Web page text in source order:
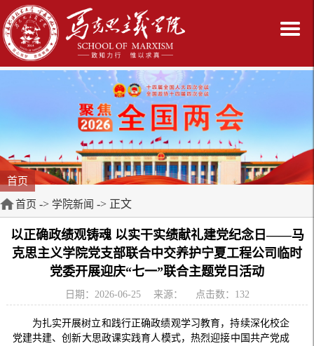
首页
首页 -> 学院新闻 -> 正文
以正确政绩观铸魂 以实干实绩献礼建党纪念日——马
克思主义学院党支部联合中交养护宁夏工程公司临时
党委开展迎庆“七一”联合主题党日活动
日期：2026-06-25 来源： 点击数： 132
为扎实开展树立和践行正确政绩观学习教育，持续深化校企
党建共建、创新大思政课实践育人模式，热烈迎接中国共产党成